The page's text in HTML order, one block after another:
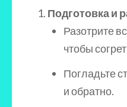
Подготовка и
Разотрите
чтобы
Погладьте
и обратно.